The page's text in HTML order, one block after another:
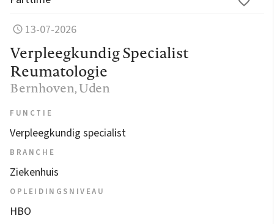
13-07-2026
Verpleegkundig Specialist
Reumatologie
Bernhoven, Uden
FUNCTIE
Verpleegkundig specialist
BRANCHE
Ziekenhuis
OPLEIDINGSNIVEAU
HBO